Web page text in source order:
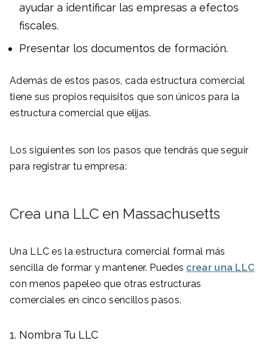
ayudar a identificar las empresas a efectos
fiscales.
Presentar los documentos de formación.
Además de estos pasos, cada estructura comercial
tiene sus propios requisitos que son únicos para la
estructura comercial que elijas.
Los siguientes son los pasos que tendrás que seguir
para registrar tu empresa:
Crea una LLC en Massachusetts
Una LLC es la estructura comercial formal más
sencilla de formar y mantener. Puedes crear una LLC
con menos papeleo que otras estructuras
comerciales en cinco sencillos pasos.
Nombra Tu LLC